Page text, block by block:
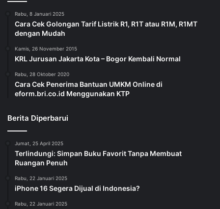
Rabu, 8 Januari 2025
Cara Cek Golongan Tarif Listrik R1, R1T atau R1M, R1MT
dengan Mudah
Kamis, 26 November 2015
KRL Jurusan Jakarta Kota – Bogor Kembali Normal
Rabu, 28 Oktober 2020
Cara Cek Penerima Bantuan UMKM Online di
eform.bri.co.id Menggunakan KTP
Berita Diperbarui
Jumat, 25 April 2025
Terlindungi: Simpan Buku Favorit Tanpa Membuat
Ruangan Penuh
Rabu, 22 Januari 2025
iPhone 16 Segera Dijual di Indonesia?
Rabu, 22 Januari 2025